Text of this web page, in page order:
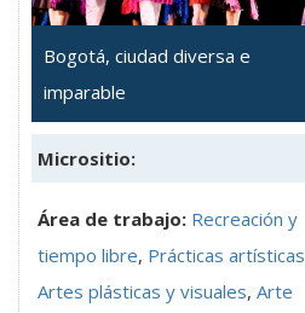
Bogotá, ciudad diversa e
imparable
Micrositio:
Área de trabajo: Recreación y
tiempo libre, Prácticas artísticas
Artes plásticas y visuales, Arte